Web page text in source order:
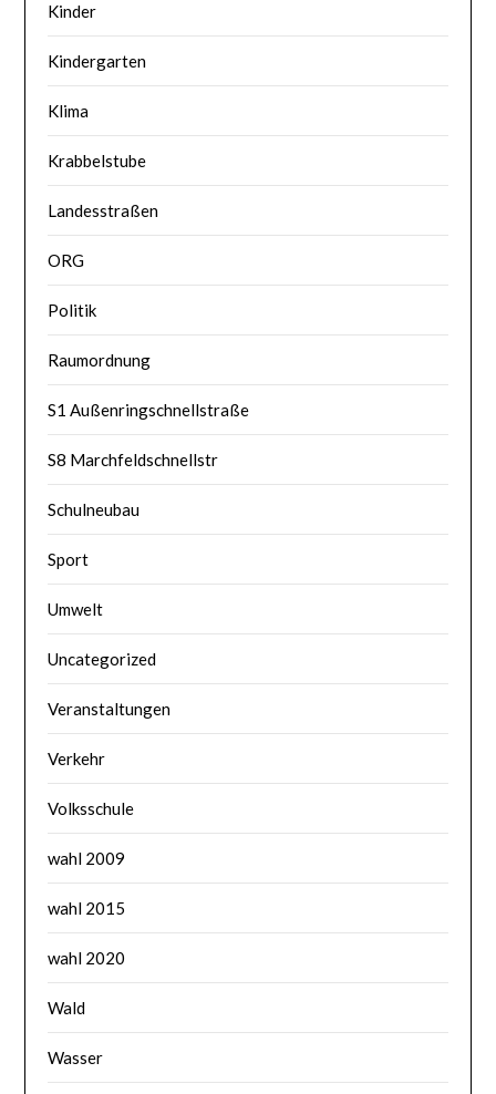
Kinder
Kindergarten
Klima
Krabbelstube
Landesstraßen
ORG
Politik
Raumordnung
S1 Außenringschnellstraße
S8 Marchfeldschnellstr
Schulneubau
Sport
Umwelt
Uncategorized
Veranstaltungen
Verkehr
Volksschule
wahl 2009
wahl 2015
wahl 2020
Wald
Wasser